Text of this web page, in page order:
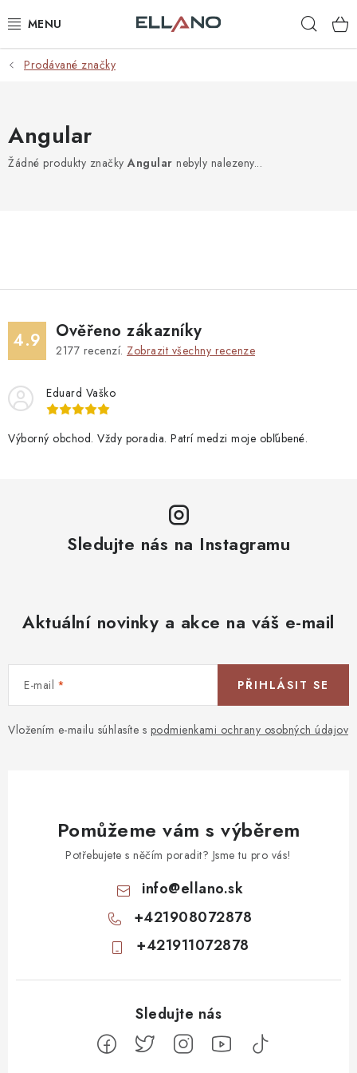
na
NOVINKY
ELEKTRO
Blog
Prodávané značky
Angular
Žádné produkty značkyAngular nebyly nalezeny...
4.9 Ověřeno zákazníky
2177 recenzí. Zobrazit všechny recenze
Eduard Vaško
Výborný obchod. Vždy poradia. Patrí medzi moje obľúbené.
Sledujte nás na Instagramu
Aktuální novinky a akce na váš e-mail
E-mail
Vložením e-mailu súhlasíte s podmienkami ochrany osobných údajov
PŘIHLÁSIT SE
Pomůžeme vám s výběrem
Potřebujete s něčím poradit? Jsme tu pro vás!
info@ellano.sk
+421908072878
+421911072878